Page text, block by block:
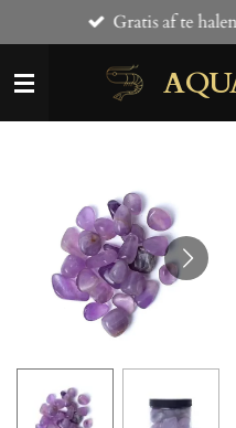
direct
naar
Gratis af te